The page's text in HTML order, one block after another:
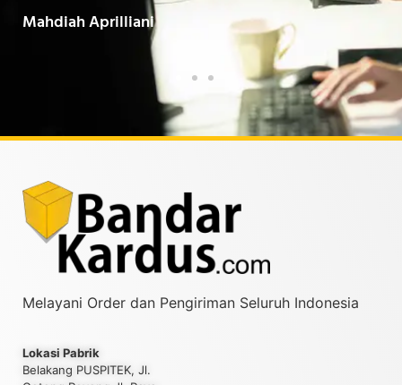
Baarokallahu Fiikum.."
Taufiqurrahman MZ
Melayani Order dan Pengiriman Seluruh Indonesia
Lokasi Pabrik
Belakang PUSPITEK, Jl.